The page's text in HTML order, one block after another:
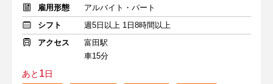
雇用形態
アルバイト・パート
シフト
週5日以上 1日8時間以上
アクセス
富田駅
車15分
あと 1日